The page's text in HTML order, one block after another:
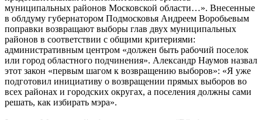
муниципальных районов Московской области…». Внесенные
в облдуму губернатором Подмосковья Андреем Воробьевым
поправки возвращают выборы глав двух муниципальных
районов в соответствии с общими критериями:
административным центром «должен быть рабочий поселок
или город областного подчинения». Александр Наумов назвал
этот закон «первым шагом к возвращению выборов»: «Я уже
подготовил инициативу о возвращении прямых выборов во
всех районах и городских округах, а поселения должны сами
решать, как избирать мэра».